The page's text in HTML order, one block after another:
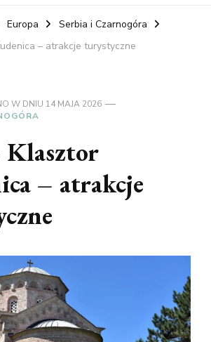
Europa
Serbia i Czarnogóra
– atrakcje turystyczne
W DNIU 14 MAJA 2026
Klasztor
– atrakcje